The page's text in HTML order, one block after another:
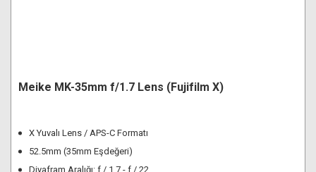
Meike MK-35mm f/1.7 Lens (Fujifilm X)
X Yuvalı Lens / APS-C Formatı
52.5mm (35mm Eşdeğeri)
Diyafram Aralığı: f / 1.7 - f / 22